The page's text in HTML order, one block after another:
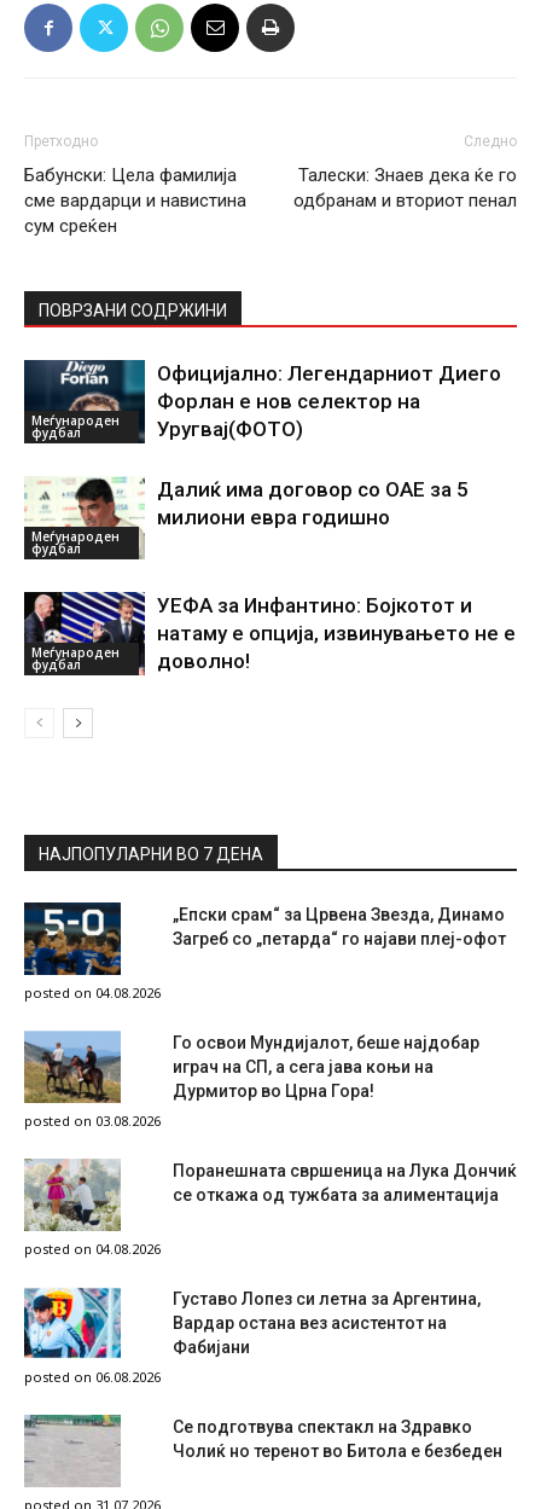
Претходно
Бабунски: Цела фамилија
сме вардарци и навистина
сум среќен
Следно
Талески: Знаев дека ќе го
одбранам и вториот пенал
ПОВРЗАНИ СОДРЖИНИ
Меѓународен
фудбал
Официјално: Легендарниот Диего
Форлан е нов селектор на
Уругвај(ФОТО)
Меѓународен
фудбал
Далиќ има договор со ОАЕ за 5
милиони евра годишно
Меѓународен
фудбал
УЕФА за Инфантино: Бојкотот и
натаму е опција, извинувањето не е
доволно!
НАЈПОПУЛАРНИ ВО 7 ДЕНА
„Епски срам“ за Црвена Звезда, Динамо
Загреб со „петарда“ го најави плеј-офот
posted on 04.08.2026
Го освои Мундијалот, беше најдобар
играч на СП, а сега јава коњи на
Дурмитор во Црна Гора!
posted on 03.08.2026
Поранешната свршеница на Лука Дончиќ
се откажа од тужбата за алиментација
posted on 04.08.2026
Густаво Лопез си летна за Аргентина,
Вардар остана вез асистентот на
Фабијани
posted on 06.08.2026
Се подготвува спектакл на Здравко
Чолиќ но теренот во Битола е безбеден
posted on 31.07.2026